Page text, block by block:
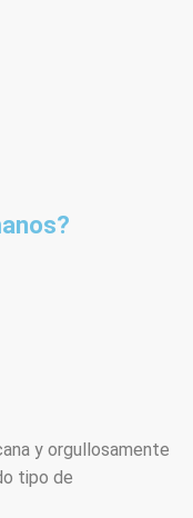
y orgullosamente
tipo de